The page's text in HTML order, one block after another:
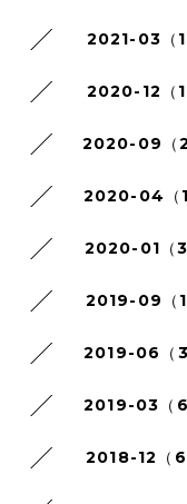
2021-03（
2020-12（
2020-09（
2020-04（
2020-01（
2019-09（
2019-06（
2019-03（
2018-12（